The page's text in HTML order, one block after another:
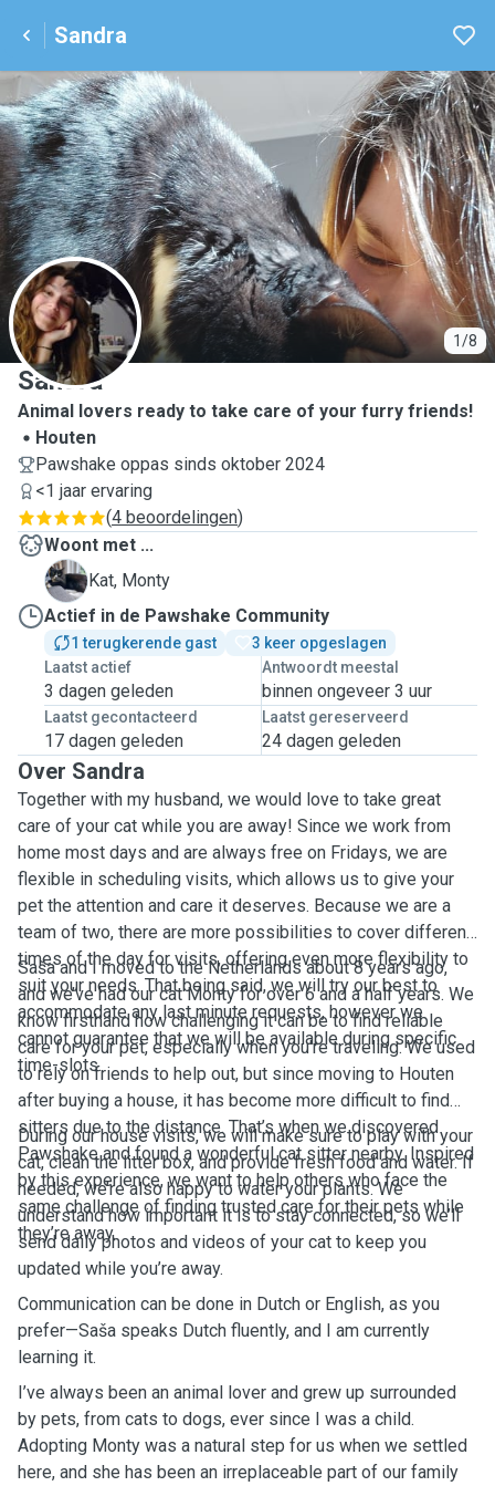
Sandra
1/8
S
Sandra
Animal lovers ready to take care of your furry friends!
Houten
Pawshake oppas sinds oktober 2024
<1 jaar ervaring
(4 beoordelingen)
Woont met ...
M
Kat, Monty
Actief in de Pawshake Community
1 terugkerende gast
3 keer opgeslagen
Laatst actief
3 dagen geleden
Antwoordt meestal
binnen ongeveer 3 uur
Laatst gecontacteerd
17 dagen geleden
Laatst gereserveerd
24 dagen geleden
Over Sandra
Together with my husband, we would love to take great
care of your cat while you are away! Since we work from
home most days and are always free on Fridays, we are
flexible in scheduling visits, which allows us to give your
pet the attention and care it deserves. Because we are a
team of two, there are more possibilities to cover different
times of the day for visits, offering even more flexibility to
suit your needs. That being said, we will try our best to
accommodate any last minute requests, however we
cannot guarantee that we will be available during specific
time-slots.
Saša and I moved to the Netherlands about 8 years ago,
and we’ve had our cat Monty for over 6 and a half years. We
know firsthand how challenging it can be to find reliable
care for your pet, especially when you're traveling. We used
to rely on friends to help out, but since moving to Houten
after buying a house, it has become more difficult to find
sitters due to the distance. That’s when we discovered
Pawshake and found a wonderful cat sitter nearby. Inspired
by this experience, we want to help others who face the
same challenge of finding trusted care for their pets while
they’re away.
During our house visits, we will make sure to play with your
cat, clean the litter box, and provide fresh food and water. If
needed, we’re also happy to water your plants. We
understand how important it is to stay connected, so we’ll
send daily photos and videos of your cat to keep you
updated while you’re away.
Communication can be done in Dutch or English, as you
prefer—Saša speaks Dutch fluently, and I am currently
learning it.
I’ve always been an animal lover and grew up surrounded
by pets, from cats to dogs, ever since I was a child.
Adopting Monty was a natural step for us when we settled
here, and she has been an irreplaceable part of our family